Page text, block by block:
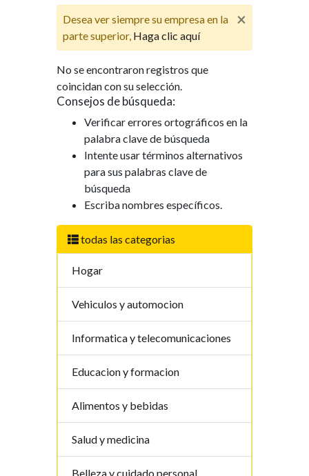
todas las categorias
Hogar
Vehiculos y automocion
Informatica y telecomunicaciones
Educacion y formacion
Alimentos y bebidas
Salud y medicina
Belleza y cuidado personal
×
Desea ver siempre su empresa en la
parte superior, Haga clic aquí
No se encontraron registros que
coincidan con su selección.
Consejos de búsqueda:
Verificar errores ortográficos en la
palabra clave de búsqueda
Intente usar términos alternativos
para sus palabras clave de
búsqueda
Escriba nombres específicos.